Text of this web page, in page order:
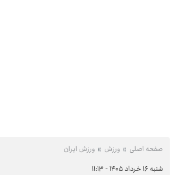
صفحه اصلی ورزش ورزش ایران
شنبه ۱۶ خرداد ۱۴۰۵ - ۱۱:۱۳